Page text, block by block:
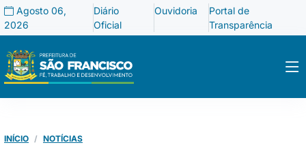
Agosto 06,
2026
Diário
Oficial
Ouvidoria
Portal de
Transparência
INÍCIO
NOTÍCIAS